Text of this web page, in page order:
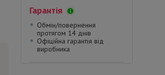
Гарантія
Обмін/повернення
протягом 14 днів
Офіційна гарантія від
виробника